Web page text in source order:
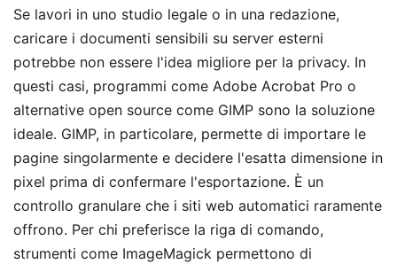
Se lavori in uno studio legale o in una redazione,
caricare i documenti sensibili su server esterni
potrebbe non essere l'idea migliore per la privacy. In
questi casi, programmi come Adobe Acrobat Pro o
alternative open source come GIMP sono la soluzione
ideale. GIMP, in particolare, permette di importare le
pagine singolarmente e decidere l'esatta dimensione in
pixel prima di confermare l'esportazione. È un
controllo granulare che i siti web automatici raramente
offrono. Per chi preferisce la riga di comando,
strumenti come ImageMagick permettono di